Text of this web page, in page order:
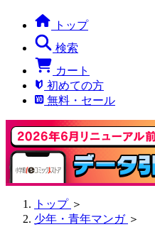
トップ
検索
カート
初めての方
無料・セール
トップ ＞
少年・青年マンガ ＞